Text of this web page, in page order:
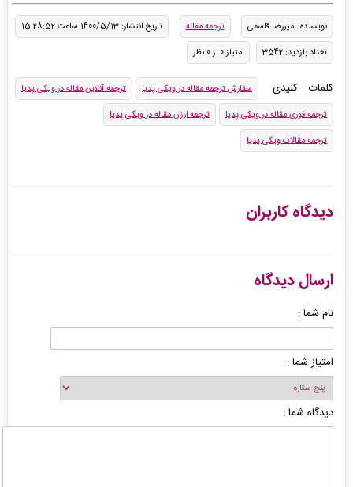
نویسنده: امیررضا قاسمی ترجمه مقاله
تاریخ انتشار: 1400/5/13 ساعت 15:28:52
تعداد بازدید: 3542
امتیاز 0 از 0 نظر
کلمات کلیدی: سفارش ترجمه مقاله در ویکی پدیا
ترجمه آنلاین مقاله در ویکی پدیا
ترجمه فوری مقاله در ویکی پدیا
ترجمه ارزان مقاله در ویکی پدیا
ترجمه مقالات ویکی پدیا
دیدگاه کاربران
ارسال دیدگاه
نام شما :
امتیاز شما :
دیدگاه شما :